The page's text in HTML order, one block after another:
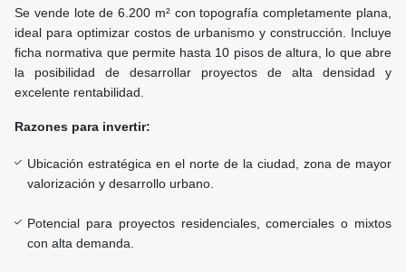
Se vende lote de 6.200 m² con topografía completamente plana,
ideal para optimizar costos de urbanismo y construcción. Incluye
ficha normativa que permite hasta 10 pisos de altura, lo que abre
la posibilidad de desarrollar proyectos de alta densidad y
excelente rentabilidad.
Razones para invertir:
Ubicación estratégica en el norte de la ciudad, zona de mayor
valorización y desarrollo urbano.
Potencial para proyectos residenciales, comerciales o mixtos
con alta demanda.